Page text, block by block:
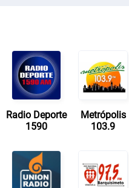
Radio Deporte
1590
Metrópolis
103.9